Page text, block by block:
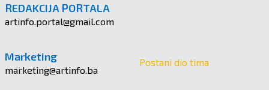
REDAKCIJA PORTALA
artinfo.portal@gmail.com
Marketing
marketing@artinfo.ba
Postani dio tima